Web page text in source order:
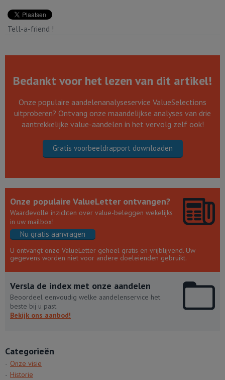
Tell-a-friend !
Bedankt voor het lezen van dit artikel!
Onze populaire aandelenanalyseservice ValueSelections
uitproberen? Ontvang onze maandelijkse analyses van drie
aantrekkelijke value-aandelen in het vervolg zelf ook!
Gratis voorbeeldrapport downloaden
Onze populaire ValueLetter ontvangen?
Waardevolle inzichten over value-beleggen wekelijks
in uw mailbox!
Nu gratis aanvragen
U ontvangt onze ValueLetter geheel gratis en vrijblijvend. Uw
gegevens worden niet voor andere doeleienden gebruikt.
Versla de index met onze aandelen
Beoordeel eenvoudig welke aandelenservice het
beste bij u past.
Bekijk ons aanbod!
Categorieën
Onze visie
Historie